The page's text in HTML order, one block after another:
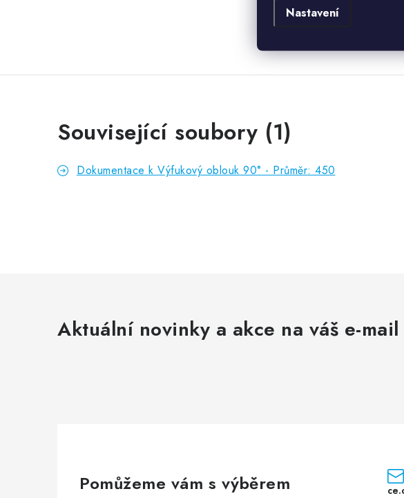
Nastavení
Související soubory (1)
Dokumentace k Výfukový oblouk 90° - Průměr: 450
Aktuální novinky a akce na váš e-mail
Pomůžeme vám s výběrem